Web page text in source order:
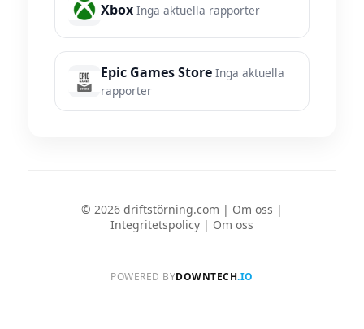
Xbox Inga aktuella rapporter
Epic Games Store Inga aktuella
rapporter
© 2026 driftstörning.com | Om oss |
Integritetspolicy | Om oss
POWERED BYDOWNTECH.IO